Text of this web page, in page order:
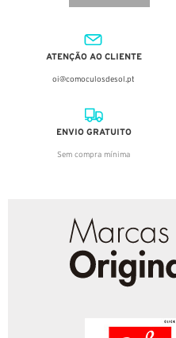
ATENÇÃO AO CLIENTE
oi@comoculosdesol.pt
ENVIO GRATUITO
Sem compra mínima